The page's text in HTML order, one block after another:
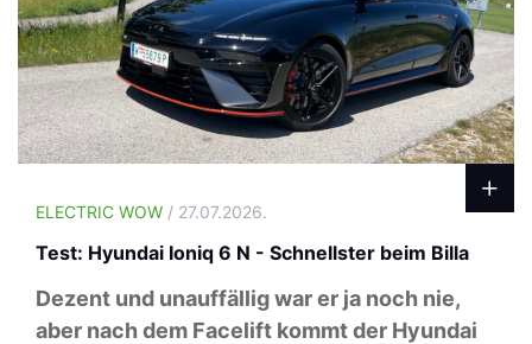
ELECTRIC WOW / 27.07.2026.
Test: Hyundai Ioniq 6 N - Schnellster beim Billa
Dezent und unauffällig war er ja noch nie,
aber nach dem Facelift kommt der Hyundai